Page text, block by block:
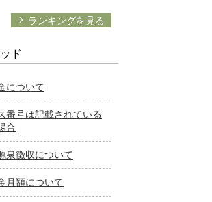
ランキングを見る
ド
について
番号は記載されている
合
泉徴収について
月額について